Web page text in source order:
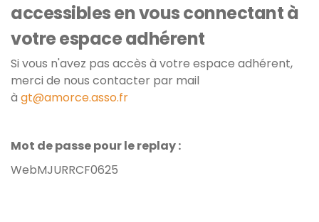
accessibles en vous connectant à
votre espace adhérent
Si vous n'avez pas accès à votre espace adhérent,
merci de nous contacter par mail
à gt@amorce.asso.fr
Mot de passe pour le replay :
WebMJURRCF0625